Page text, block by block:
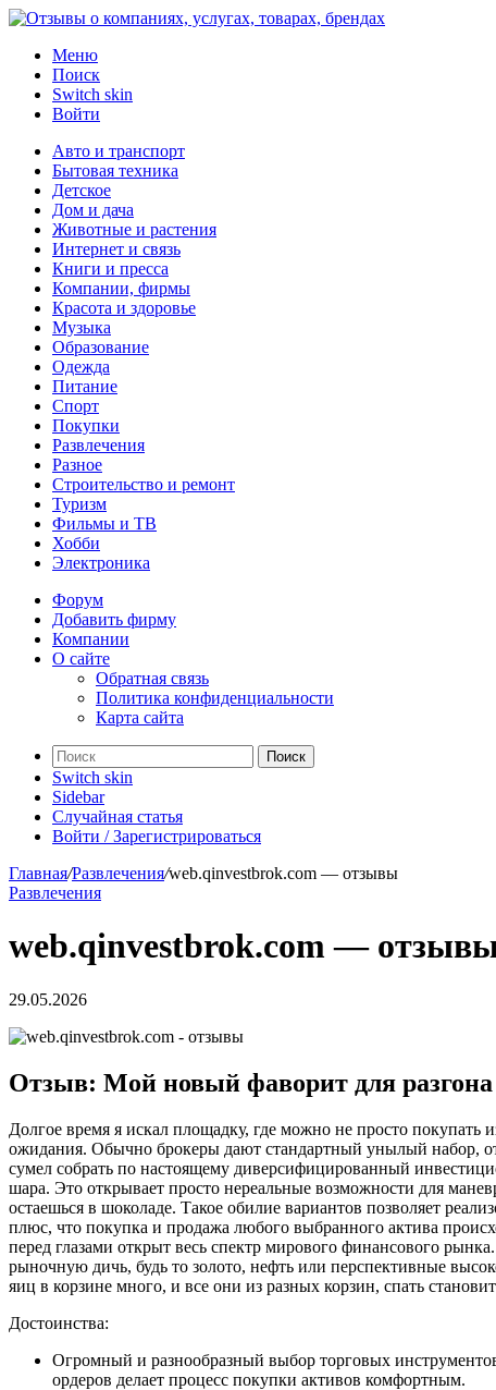
Меню
Поиск
Switch skin
Войти
Авто и транспорт
Бытовая техника
Детское
Дом и дача
Животные и растения
Интернет и связь
Книги и пресса
Компании, фирмы
Красота и здоровье
Музыка
Образование
Одежда
Питание
Спорт
Покупки
Развлечения
Разное
Строительство и ремонт
Туризм
Фильмы и ТВ
Хобби
Электроника
Форум
Добавить фирму
Компании
О сайте
Обратная связь
Политика конфиденциальности
Карта сайта
Поиск
Switch skin
Sidebar
Случайная статья
Войти / Зарегистрироваться
Главная/Развлечения/web.qinvestbrok.com — отзывы
Развлечения
web.qinvestbrok.com —
29.05.2026
Отзыв: Мой новый фаворит для разгона
Долгое время я искал площадку, где можно не просто покупать
ожидания. Обычно брокеры дают стандартный унылый набор,
сумел собрать по настоящему диверсифицированный
шара. Это открывает просто нереальные возможности для
остаешься в шоколаде. Такое обилие вариантов позволяет
плюс, что покупка и продажа любого выбранного актива
перед глазами открыт весь спектр мирового финансового
рыночную дичь, будь то золото, нефть или перспективные
яиц в корзине много, и все они из разных корзин, спать
Достоинства:
Огромный и разнообразный выбор торговых
ордеров делает процесс покупки активов комфортным.